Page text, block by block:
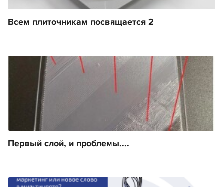
Всем плиточникам посвящается 2
Первый слой, и проблемы....